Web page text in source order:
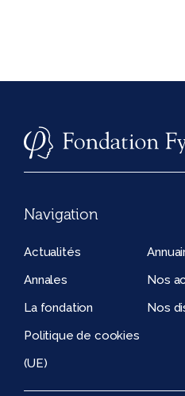
Navigation
Actualités
Annales
Nos
La fondation
Nos
Politique de cookies
(UE)